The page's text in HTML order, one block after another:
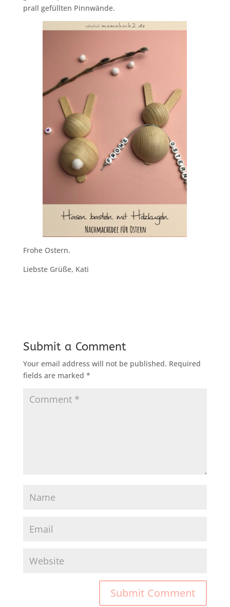
prall gefüllten Pinnwände.
Frohe Ostern.
Liebste Grüße, Kati
Submit a Comment
Your email address will not be published. Required
fields are marked *